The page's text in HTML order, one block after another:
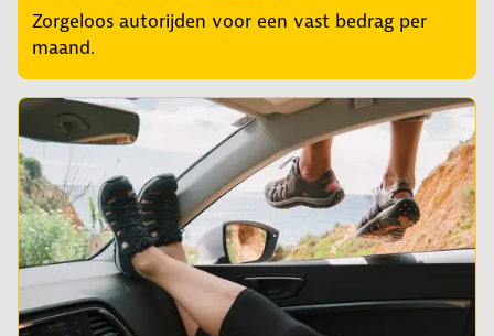
Zorgeloos autorijden voor een vast bedrag per
maand.